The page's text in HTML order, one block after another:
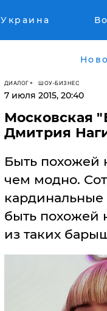
Украина
ДИАЛОГ ШОУ-БИЗНЕС
7 июля 2015, 20:40
Московская
Дмитрия
Быть похожей
чем модно.
быть похожей
из таких